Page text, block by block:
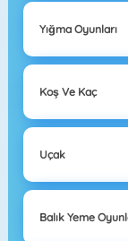
Yığma Oyunları
Koş Ve Kaç
Uçak
Balık Yeme